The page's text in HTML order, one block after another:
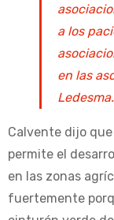
a los
en las
Ledesma.
Calvente dijo
permite el
en las zonas
fuertemente